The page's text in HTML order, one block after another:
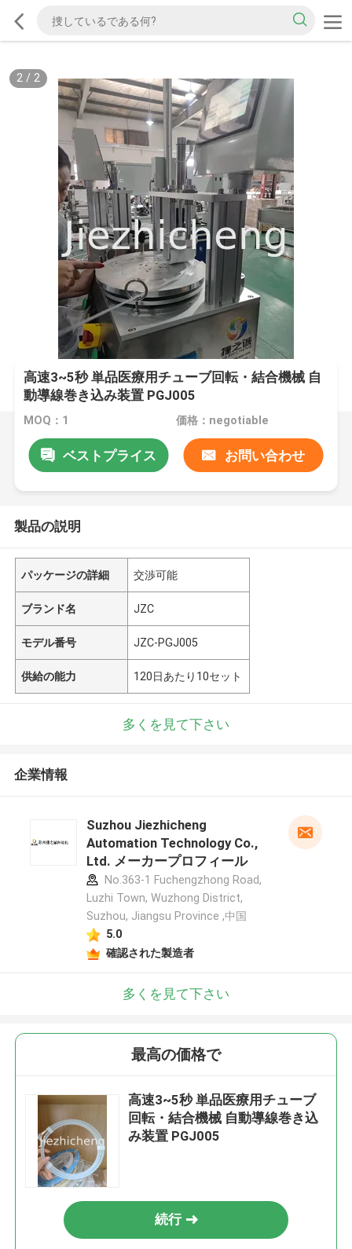
2/ 2
高速3~5秒 単品医療用チューブ回転・結合機械 自
動導線巻き込み装置 PGJ005
MOQ：1 価格：negotiable
ベストプライス お問い合わせ
製品の説明
パッケージの詳細 交渉可能
ブランド名 JZC
モデル番号 JZC-PGJ005
供給の能力 120日あたり10セット
多くを見て下さい
企業情報
Suzhou Jiezhicheng
Automation Technology Co.,
Ltd. メーカープロフィール
No.363-1 Fuchengzhong Road,
Luzhi Town, Wuzhong District,
Suzhou, Jiangsu Province ,中国
5.0
確認された製造者
多くを見て下さい
最高の価格で
高速3~5秒 単品医療用チューブ
回転・結合機械 自動導線巻き込
み装置 PGJ005
続行